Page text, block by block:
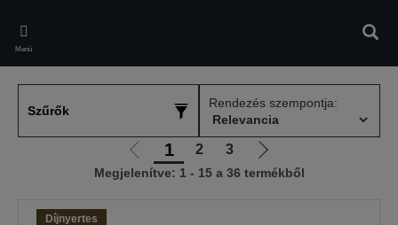
main
content
Menü
Szűrők
Rendezés szempontja:
Előző
oldalra
1 2 3
Következő
oldalra
Megjelenítve: 1 - 15 a 36 termékből
Díjnyertes